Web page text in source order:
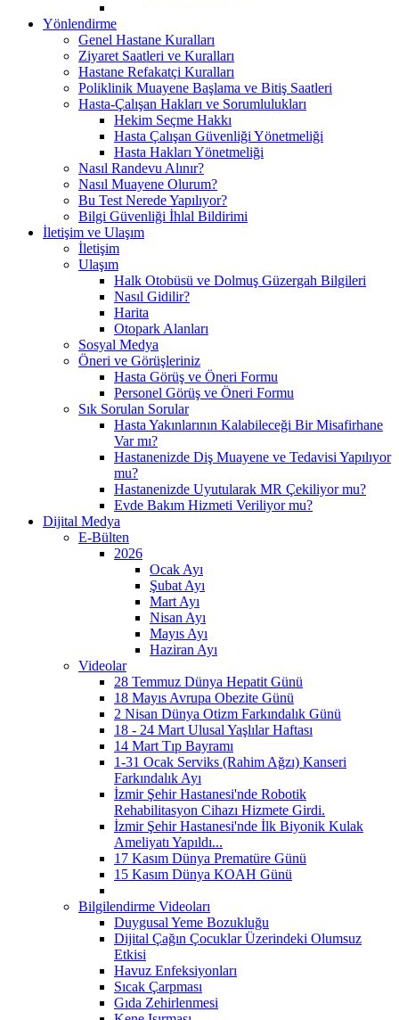
Yönlendirme
Genel Hastane Kuralları
Ziyaret Saatleri ve Kuralları
Hastane Refakatçi Kuralları
Poliklinik Muayene Başlama ve Bitiş Saatleri
Hasta-Çalışan Hakları ve Sorumlulukları
Hekim Seçme Hakkı
Hasta Çalışan Güvenliği Yönetmeliği
Hasta Hakları Yönetmeliği
Nasıl Randevu Alınır?
Nasıl Muayene Olurum?
Bu Test Nerede Yapılıyor?
Bilgi Güvenliği İhlal Bildirimi
İletişim ve Ulaşım
İletişim
Ulaşım
Halk Otobüsü ve Dolmuş Güzergah Bilgileri
Nasıl Gidilir?
Harita
Otopark Alanları
Sosyal Medya
Öneri ve Görüşleriniz
Hasta Görüş ve Öneri Formu
Personel Görüş ve Öneri Formu
Sık Sorulan Sorular
Hasta Yakınlarının Kalabileceği Bir Misafirhane
Var mı?
Hastanenizde Diş Muayene ve Tedavisi Yapılıyor
mu?
Hastanenizde Uyutularak MR Çekiliyor mu?
Evde Bakım Hizmeti Veriliyor mu?
Dijital Medya
E-Bülten
2026
Ocak Ayı
Şubat Ayı
Mart Ayı
Nisan Ayı
Mayıs Ayı
Haziran Ayı
Videolar
28 Temmuz Dünya Hepatit Günü
18 Mayıs Avrupa Obezite Günü
2 Nisan Dünya Otizm Farkındalık Günü
18 - 24 Mart Ulusal Yaşlılar Haftası
14 Mart Tıp Bayramı
1-31 Ocak Serviks (Rahim Ağzı) Kanseri
Farkındalık Ayı
İzmir Şehir Hastanesi'nde Robotik
Rehabilitasyon Cihazı Hizmete Girdi.
İzmir Şehir Hastanesi'nde İlk Biyonik Kulak
Ameliyatı Yapıldı...
17 Kasım Dünya Prematüre Günü
15 Kasım Dünya KOAH Günü
Bilgilendirme Videoları
Duygusal Yeme Bozukluğu
Dijital Çağın Çocuklar Üzerindeki Olumsuz
Etkisi
Havuz Enfeksiyonları
Sıcak Çarpması
Gıda Zehirlenmesi